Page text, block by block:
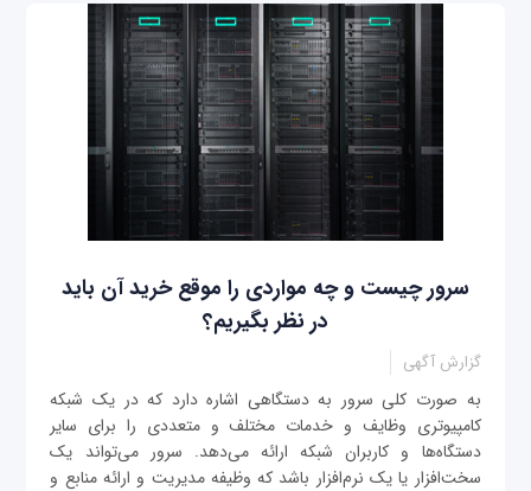
سرور چیست و چه مواردی را موقع خرید آن باید
در نظر بگیریم؟
گزارش آگهی
به صورت کلی سرور به دستگاهی اشاره دارد که در یک شبکه
کامپیوتری وظایف و خدمات مختلف و متعددی را برای سایر
دستگاه‌ها و کاربران شبکه ارائه می‌دهد. سرور می‌تواند یک
سخت‌افزار یا یک نرم‌افزار باشد که وظیفه مدیریت و ارائه منابع و